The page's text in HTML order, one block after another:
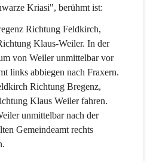
Kriasi", berühmt ist:
Richtung Feldkirch,
Klaus-Weiler. In der
von Weiler unmittelbar vor
links abbiegen nach Fraxern.
Richtung Bregenz,
Klaus Weiler fahren.
unmittelbar nach der
Gemeindeamt rechts